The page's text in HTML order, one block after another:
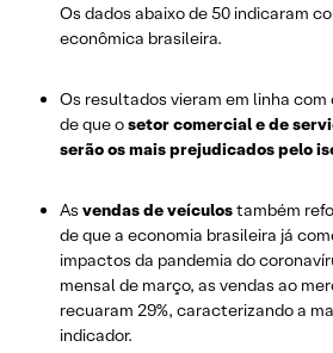
Os dados abaixo de 50 indicaram
econômica brasileira.
Os resultados vieram em linha
de que osetor comercial e de
serão os mais prejudicados pelo
As vendas de veículostambém
de que a economia brasileira já
impactos da pandemia do
mensal de março, as vendas ao
recuaram 29%, caracterizando a
indicador.